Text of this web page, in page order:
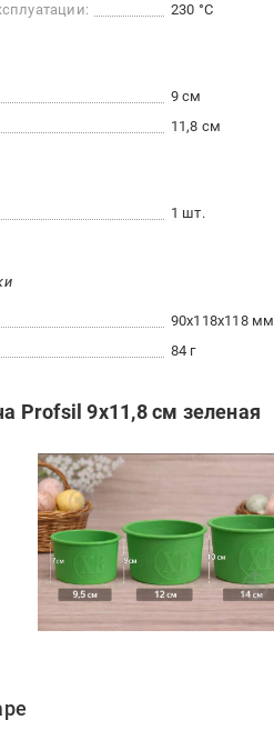
230 °С
9 см
11,8 см
1 шт.
90x118x118 мм
84 г
Profsil 9х11,8 см зеленая